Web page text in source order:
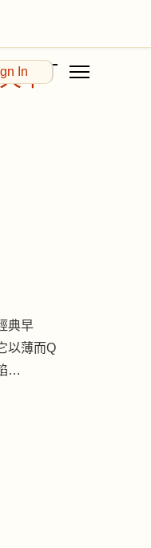
In早
典早
以薄而Q
…